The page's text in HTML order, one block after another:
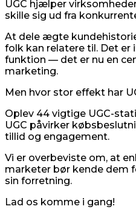
UGC hjælper
skille sig ud fra
At dele ægte
folk kan relatere til. Det er
funktion — det er nu en
marketing.
Men hvor stor effekt har
Oplev 44 vigtige UGC-
UGC påvirker
tillid og engagement.
Vi er overbeviste om, at
marketer bør kende dem
sin forretning.
Lad os komme i gang!